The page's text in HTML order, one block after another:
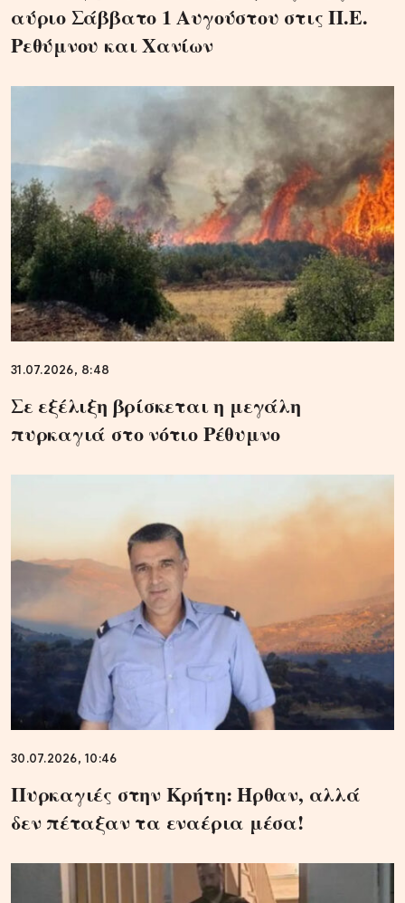
αύριο Σάββατο 1 Αυγούστου στις Π.Ε.
Ρεθύμνου και Χανίων
31.07.2026, 8:48
Σε εξέλιξη βρίσκεται η μεγάλη
πυρκαγιά στο νότιο Ρέθυμνο
30.07.2026, 10:46
Πυρκαγιές στην Κρήτη: Ήρθαν, αλλά
δεν πέταξαν τα εναέρια μέσα!